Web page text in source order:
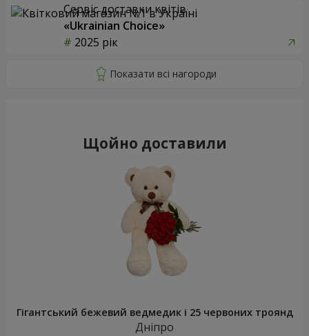
Сервіс доставки квітів
«Ukrainian Choice»
2025 рік
Щойно доставили
Гігантський бежевий ведмедик і 25 червоних троянд
Дніпро